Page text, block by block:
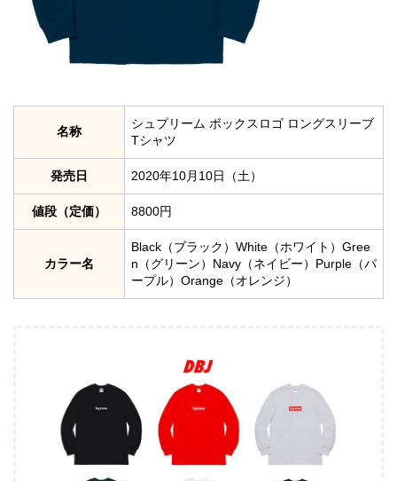
名称
シュプリーム ボックスロゴ ロングスリーブ
Tシャツ
発売日 2020年10月10日（土）
値段（定価） 8800円
カラー名
Black（ブラック）White（ホワイト）Gree
n（グリーン）Navy（ネイビー）Purple（パ
ープル）Orange（オレンジ）